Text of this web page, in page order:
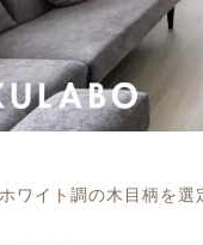
ワイト調の木目柄を